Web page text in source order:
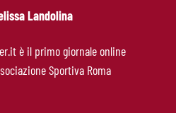
Koulierakis svela il retroscena:
decisivo, Manolas mi ha convinto a
i giallorossi”
Landolina
è il primo giornale online
Sportiva Roma